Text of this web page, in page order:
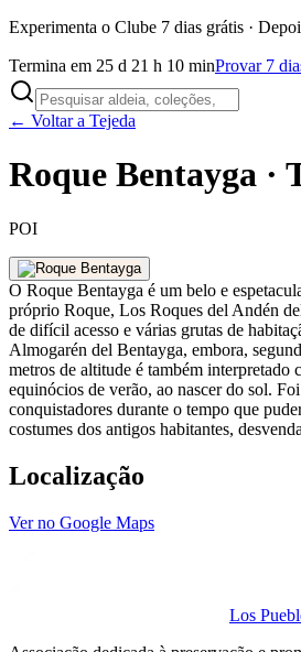
Experimenta o Clube 7 dias grátis ·
Termina em 25 d 21 h 10 minProvar 7
← Voltar a Tejeda
Roque Bentayga ·
POI
O Roque Bentayga é um belo e
próprio Roque, Los Roques del Andén
de difícil acesso e várias grutas de
Almogarén del Bentayga, embora,
metros de altitude é também interpretado
equinócios de verão, ao nascer do sol.
conquistadores durante o tempo que
costumes dos antigos habitantes,
Localização
Ver no Google Maps
Los